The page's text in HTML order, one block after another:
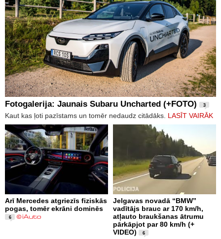
Fotogalerija: Jaunais Subaru Uncharted (+FOTO) 3
Kaut kas ļoti pazīstams un tomēr nedaudz citādāks. LASĪT VAIRĀK
Arī Mercedes atgriezīs fiziskās
pogas, tomēr ekrāni dominēs
6
Jelgavas novadā “BMW”
vadītājs brauc ar 170 km/h,
atļauto braukšanas ātrumu
pārkāpjot par 80 km/h (+
VIDEO)
6